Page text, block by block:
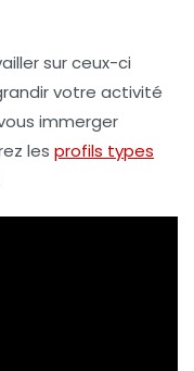
sur ceux-ci
votre activité
immerger
les profils types